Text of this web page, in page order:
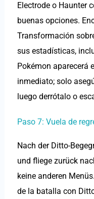
Electrode o Haunter
buenas opciones.
Transformación
sus estadísticas,
Pokémon aparecerá
inmediato; solo
luego derrótalo o
Paso 7: Vuela de
Nach der Ditto-
und fliege zurück
keine anderen
de la batalla con